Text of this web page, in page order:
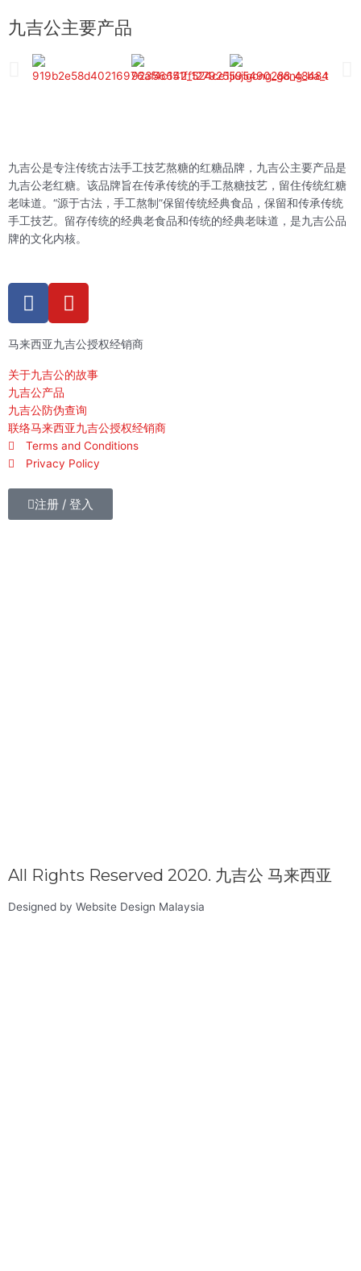
九吉公主要产品
九吉公是专注传统古法手工技艺熬糖的红糖品牌，九吉公主要产品是
九吉公老红糖。该品牌旨在传承传统的手工熬糖技艺，留住传统红糖
老味道。“源于古法，手工熬制”保留传统经典食品，保留和传承传统
手工技艺。留存传统的经典老食品和传统的经典老味道，是九吉公品
牌的文化内核。
F
a
e
b
o
o
k
-
f
Y
o
u
t
u
e
马来西亚九吉公授权经销商
关于九吉公的故事
九吉公产品
九吉公防伪查询
联络马来西亚九吉公授权经销商
Terms and Conditions
Privacy Policy
注册 / 登入
All Rights Reserved 2020. 九吉公 马来西亚
Designed by Website Design Malaysia